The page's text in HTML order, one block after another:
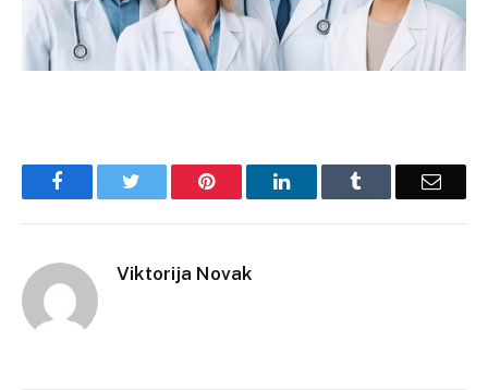
Facebook Pinterest LinkedIn Email
Viktorija Novak